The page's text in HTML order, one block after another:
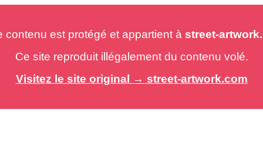
est protégé et appartient à street-
Ce site reproduit illégalement du contenu volé.
Visitez le site original → street-artwork.com